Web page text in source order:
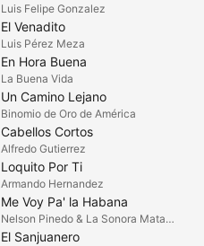
Luis Felipe Gonzalez
El Venadito
Luis Pérez Meza
En Hora Buena
La Buena Vida
Un Camino Lejano
Binomio de Oro de América
Cabellos Cortos
Alfredo Gutierrez
Loquito Por Ti
Armando Hernandez
Me Voy Pa' la Habana
Nelson Pinedo & La Sonora Matancera
El Sanjuanero